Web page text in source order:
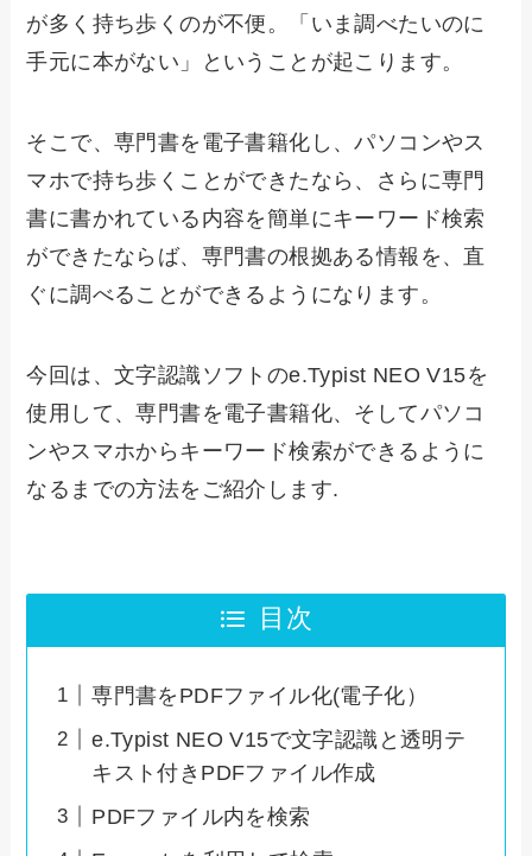
が多く持ち歩くのが不便。「いま調べたいのに
手元に本がない」ということが起こります。
そこで、専門書を電子書籍化し、パソコンやス
マホで持ち歩くことができたなら、さらに専門
書に書かれている内容を簡単にキーワード検索
ができたならば、専門書の根拠ある情報を、直
ぐに調べることができるようになります。
今回は、文字認識ソフトのe.Typist NEO V15を
使用して、専門書を電子書籍化、そしてパソコ
ンやスマホからキーワード検索ができるように
なるまでの方法をご紹介します.
目次
専門書をPDFファイル化(電子化）
e.Typist NEO V15で文字認識と透明テ
キスト付きPDFファイル作成
PDFファイル内を検索